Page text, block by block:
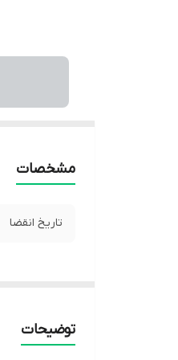
مشخصات
تاریخ انقضا
توضیحات